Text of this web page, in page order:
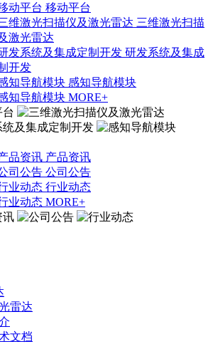
移动平台
三维激光扫描
激光雷达
研发系统及集成
开发
感知导航模块
MORE+
产品资讯
公司公告
行业动态
MORE+
雷达
文档